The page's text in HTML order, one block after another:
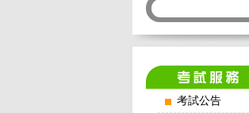
考試公告